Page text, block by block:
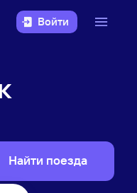
Войти
Найти поезда